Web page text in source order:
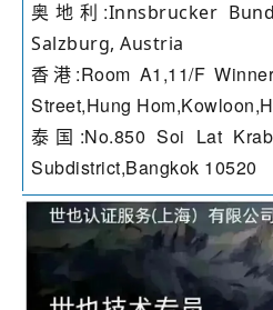
奥地利:Innsbrucker
Salzburg, Austria
香港:Room A1,11/F
Street,Hung
泰国:No.850 Soi Lat
Subdistrict,Bangkok 10520